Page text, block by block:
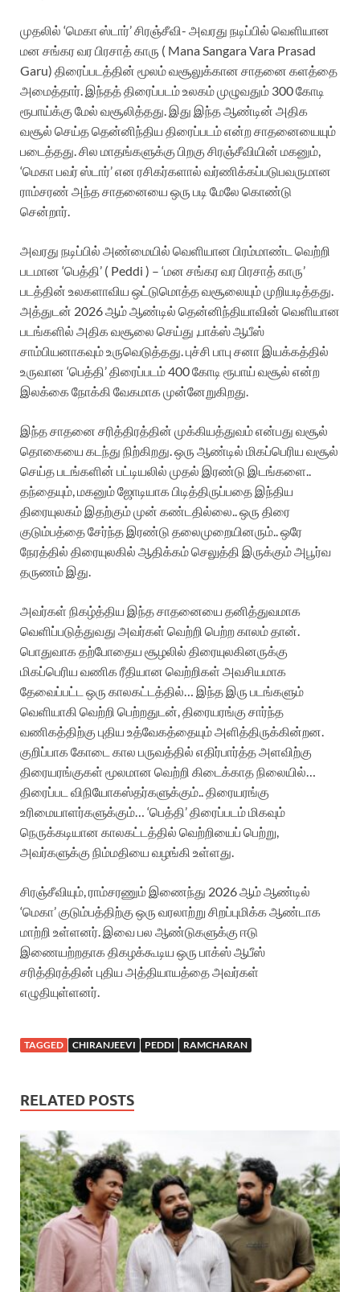
முதலில் ‘மெகா ஸ்டார்’ சிரஞ்சீவி- அவரது நடிப்பில் வெளியான
மன சங்கர வர பிரசாத் காரு ( Mana Sangara Vara Prasad
Garu) திரைப்படத்தின் மூலம் வசூலுக்கான சாதனை களத்தை
அமைத்தார். இந்தத் திரைப்படம் உலகம் முழுவதும் 300 கோடி
ரூபாய்க்கு மேல் வசூலித்தது. இது இந்த ஆண்டின் அதிக
வசூல் செய்த தென்னிந்திய திரைப்படம் என்ற சாதனையையும்
படைத்தது. சில மாதங்களுக்கு பிறகு சிரஞ்சீவியின் மகனும்,
‘மெகா பவர் ஸ்டார்’ என ரசிகர்களால் வர்ணிக்கப்படுபவருமான
ராம்சரண் அந்த சாதனையை ஒரு படி மேலே கொண்டு
சென்றார்.
அவரது நடிப்பில் அண்மையில் வெளியான பிரம்மாண்ட வெற்றி
படமான ‘பெத்தி’ ( Peddi ) – ‘மன சங்கர வர பிரசாத் காரு’
படத்தின் உலகளாவிய ஒட்டுமொத்த வசூலையும் முறியடித்தது.
அத்துடன் 2026 ஆம் ஆண்டில் தென்னிந்தியாவின் வெளியான
படங்களில் அதிக வசூலை செய்து ,பாக்ஸ் ஆபீஸ்
சாம்பியனாகவும் உருவெடுத்தது. புச்சி பாபு சனா இயக்கத்தில்
உருவான ‘பெத்தி’ திரைப்படம் 400 கோடி ரூபாய் வசூல் என்ற
இலக்கை நோக்கி வேகமாக முன்னேறுகிறது.
இந்த சாதனை சரித்திரத்தின் முக்கியத்துவம் என்பது வசூல்
தொகையை கடந்து நிற்கிறது. ஒரு ஆண்டில் மிகப்பெரிய வசூல்
செய்த படங்களின் பட்டியலில் முதல் இரண்டு இடங்களை..
தந்தையும், மகனும் ஜோடியாக பிடித்திருப்பதை இந்திய
திரையுலகம் இதற்கும் முன் கண்டதில்லை.. ஒரு திரை
குடும்பத்தை சேர்ந்த இரண்டு தலைமுறையினரும்.. ஒரே
நேரத்தில் திரையுலகில் ஆதிக்கம் செலுத்தி இருக்கும் அபூர்வ
தருணம் இது.
அவர்கள் நிகழ்த்திய இந்த சாதனையை தனித்துவமாக
வெளிப்படுத்துவது அவர்கள் வெற்றி பெற்ற காலம் தான்.
பொதுவாக தற்போதைய சூழலில் திரையுலகினருக்கு
மிகப்பெரிய வணிக ரீதியான வெற்றிகள் அவசியமாக
தேவைப்பட்ட ஒரு காலகட்டத்தில்… இந்த இரு படங்களும்
வெளியாகி வெற்றி பெற்றதுடன், திரையரங்கு சார்ந்த
வணிகத்திற்கு புதிய உத்வேகத்தையும் அளித்திருக்கின்றன.
குறிப்பாக கோடை கால பருவத்தில் எதிர்பார்த்த அளவிற்கு
திரையரங்குகள் மூலமான வெற்றி கிடைக்காத நிலையில்…
திரைப்பட விநியோகஸ்தர்களுக்கும்.. திரையரங்கு
உரிமையாளர்களுக்கும்… ‘பெத்தி’ திரைப்படம் மிகவும்
நெருக்கடியான காலகட்டத்தில் வெற்றியைப் பெற்று,
அவர்களுக்கு நிம்மதியை வழங்கி உள்ளது.
சிரஞ்சீவியும், ராம்சரணும் இணைந்து 2026 ஆம் ஆண்டில்
‘மெகா’ குடும்பத்திற்கு ஒரு வரலாற்று சிறப்புமிக்க ஆண்டாக
மாற்றி உள்ளனர். இவை பல ஆண்டுகளுக்கு ஈடு
இணையற்றதாக திகழக்கூடிய ஒரு பாக்ஸ் ஆபீஸ்
சரித்திரத்தின் புதிய அத்தியாயத்தை அவர்கள்
எழுதியுள்ளனர்.
TAGGED CHIRANJEEVI PEDDI RAMCHARAN
RELATED POSTS